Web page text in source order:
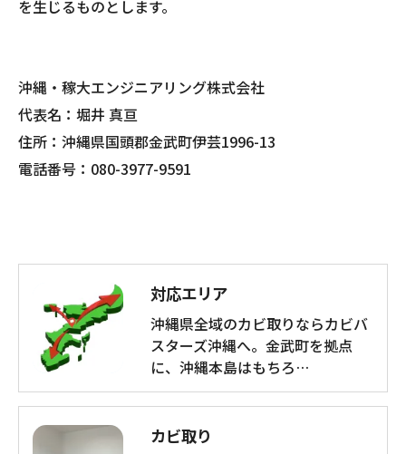
を生じるものとします。
沖縄・稼大エンジニアリング株式会社
代表名：堀井 真亘
住所：沖縄県国頭郡金武町伊芸1996-13
電話番号：080-3977-9591
対応エリア
沖縄県全域のカビ取りならカビバ
スターズ沖縄へ。金武町を拠点
に、沖縄本島はもちろ…
カビ取り